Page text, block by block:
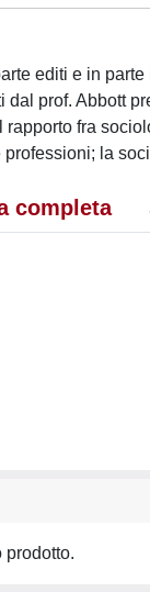
editi e in
prof. Abbott
fra
la
completa
prodotto.